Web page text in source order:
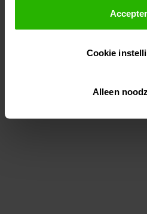
toestemming om cookies voor
gepersonaliseerde
Lees hier meer over in ons
Via "Cookie instellingen" kun je
Cookie
Alleen